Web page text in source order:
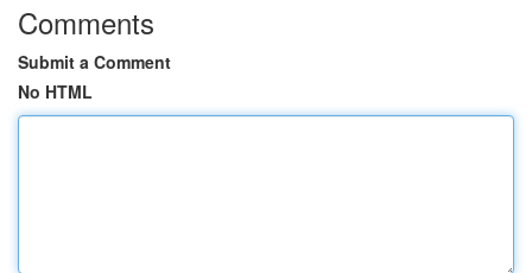
Comments
Submit a Comment
No HTML